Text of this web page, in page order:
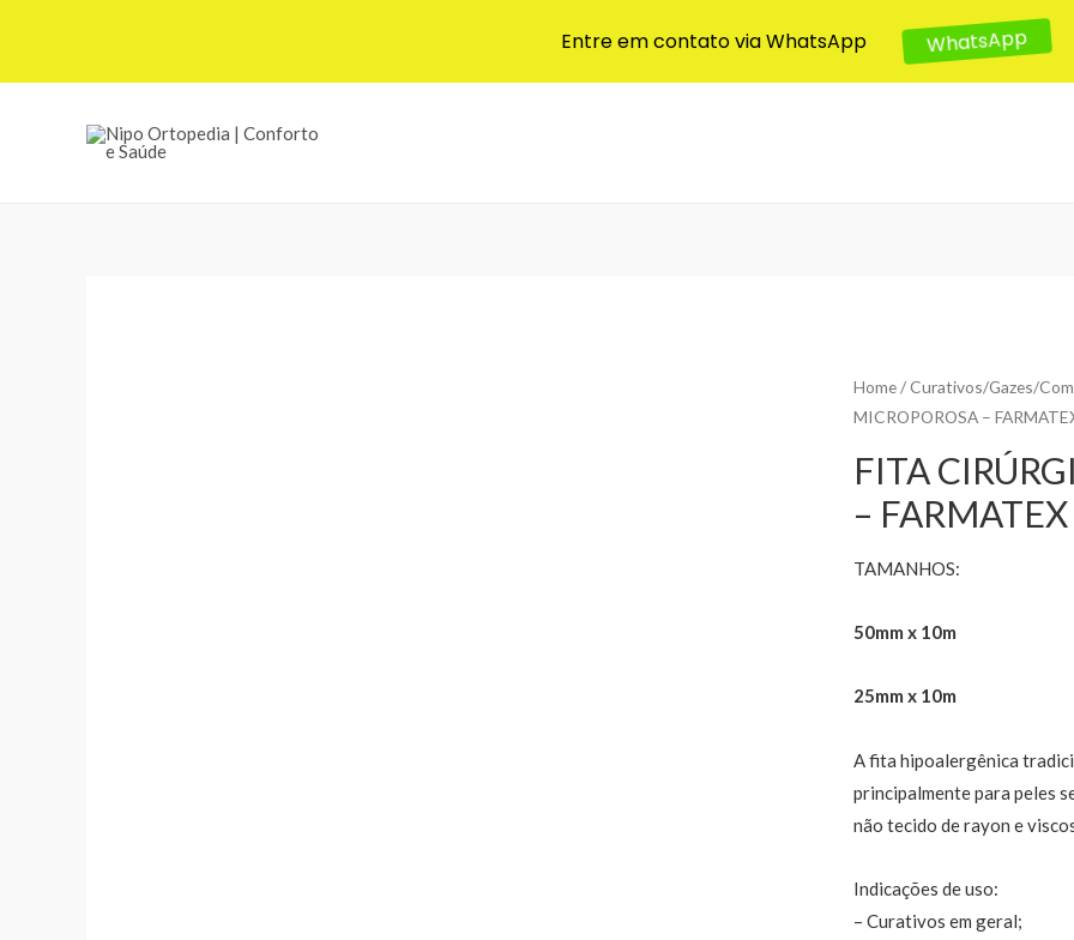
Home/Curativos/Gazes/
MICROPOROSA –
FITA
– FARMATEX
TAMANHOS:
50mm x 10m
25mm x 10m
A fita hipoalergênica
principalmente para peles
não tecido de rayon e
Indicações de uso:
– Curativos em geral;
Entre em contato via WhatsApp WhatsApp